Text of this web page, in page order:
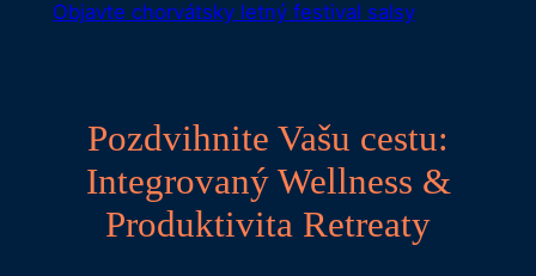
Objavte chorvátsky letný festival salsy
Pozdvihnite Vašu cestu:
Integrovaný Wellness &
Produktivita Retreaty